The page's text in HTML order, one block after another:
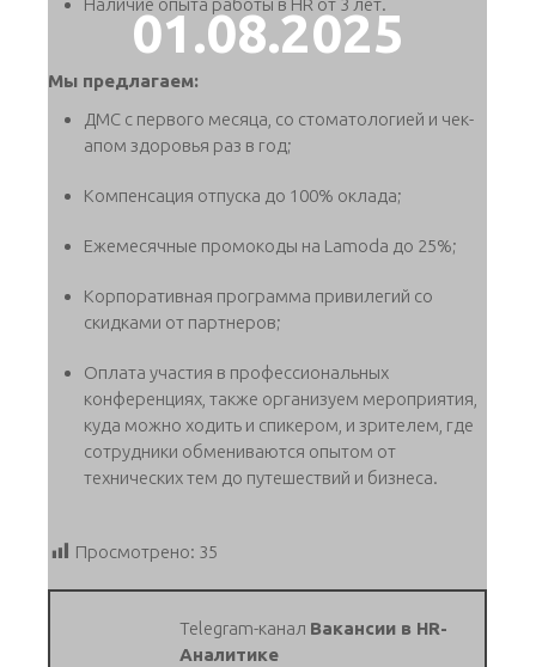
01.08.2025
Наличие опыта работы в HR от 3 лет.
Мы предлагаем:
ДМС с первого месяца, со стоматологией и чек-
апом здоровья раз в год;
Компенсация отпуска до 100% оклада;
Ежемесячные промокоды на Lamoda до 25%;
Корпоративная программа привилегий со
скидками от партнеров;
Оплата участия в профессиональных
конференциях, также организуем мероприятия,
куда можно ходить и спикером, и зрителем, где
сотрудники обмениваются опытом от
технических тем до путешествий и бизнеса.
Просмотрено: 35
Telegram-канал Вакансии в HR-
Аналитике